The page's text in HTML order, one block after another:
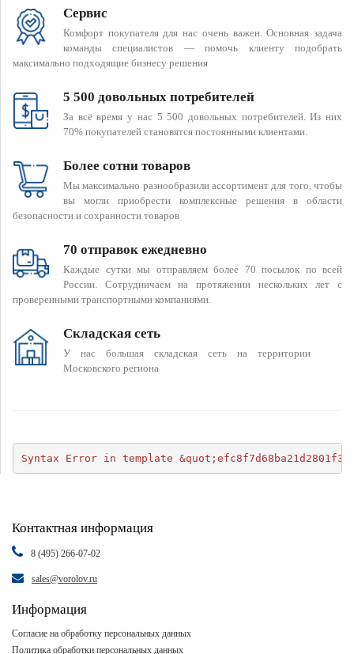
Сервис
Комфорт покупателя для нас очень важен. Основная задача
команды специалистов — помочь клиенту подобрать
максимально подходящие бизнесу решения
5 500 довольных потребителей
За всё время у нас 5 500 довольных потребителей. Из них
70% покупателей становятся постоянными клиентами.
Более сотни товаров
Мы максимально разнообразили ассортимент для того, чтобы
вы могли приобрести комплексные решения в области
безопасности и сохранности товаров
70 отправок ежедневно
Каждые сутки мы отправляем более 70 посылок по всей
России. Сотрудничаем на протяжении нескольких лет с
проверенными транспортными компаниями.
Складская сеть
У нас большая складская сеть на территории
Московского региона
Syntax Error in template
Контактная информация
8 (495) 266-07-02
sales@vorolov.ru
Информация
Согласие на обработку персональных данных
Политика обработки персональных данных